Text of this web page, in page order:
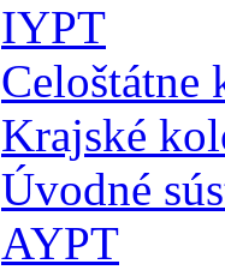
IYPT
Celoštátne
Krajské
Úvodné
AYPT